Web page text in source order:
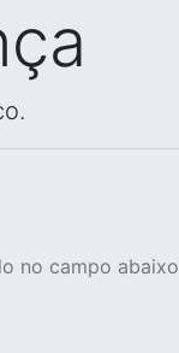
no campo abaixo